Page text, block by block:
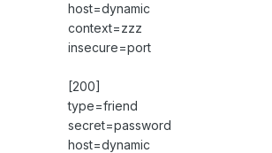
host=dynamic
context=zzz
insecure=port
[200]
type=friend
secret=password
host=dynamic